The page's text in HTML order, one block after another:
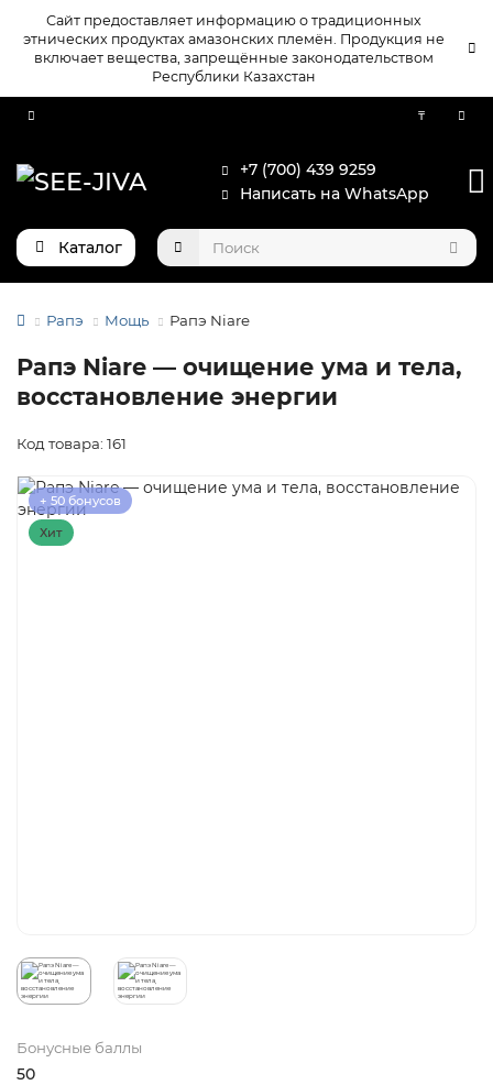
Сайт предоставляет информацию о традиционных
этнических продуктах амазонских племён. Продукция не
включает вещества, запрещённые законодательством
Республики Казахстан
₸
+7 (700) 439 9259
Написать на WhatsApp
Каталог
Рапэ Мощь Рапэ Niare
Рапэ Niare — очищение ума и тела,
восстановление энергии
Код товара: 161
+ 50 бонусов
Хит
Бонусные баллы
50